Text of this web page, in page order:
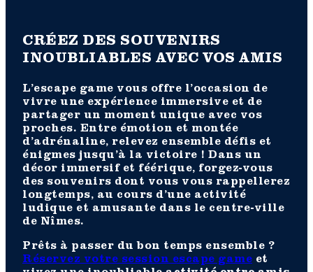
CRÉEZ DES SOUVENIRS
INOUBLIABLES AVEC VOS AMIS
L’escape game vous offre l’occasion de
vivre une expérience immersive et de
partager un moment unique avec vos
proches. Entre émotion et montée
d’adrénaline, relevez ensemble défis et
énigmes jusqu’à la victoire ! Dans un
décor immersif et féérique, forgez-vous
des souvenirs dont vous vous rappellerez
longtemps, au cours d’une activité
ludique et amusante dans le centre-ville
de Nîmes.
Prêts à passer du bon temps ensemble ?
Réservez votre session escape game et